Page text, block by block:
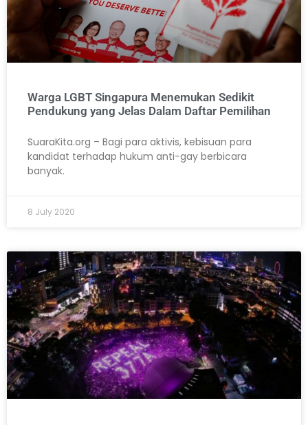
Warga LGBT Singapura Menemukan Sedikit
Pendukung yang Jelas Dalam Daftar Pemilihan
SuaraKita.org – Bagi para aktivis, kebisuan para
kandidat terhadap hukum anti-gay berbicara
banyak.
8 July 2020